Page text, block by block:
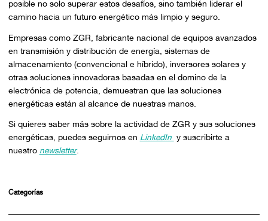
posible no solo superar estos desafíos, sino también liderar el
camino hacia un futuro energético más limpio y seguro.
Empresas como ZGR, fabricante nacional de equipos avanzados
en transmisión y distribución de energía, sistemas de
almacenamiento (convencional e híbrido), inversores solares y
otras soluciones innovadoras basadas en el domino de la
electrónica de potencia, demuestran que las soluciones
energéticas están al alcance de nuestras manos.
Si quieres saber más sobre la actividad de ZGR y sus soluciones
energéticas, puedes seguirnos en LinkedIn y suscribirte a
nuestro newsletter.
Categorías